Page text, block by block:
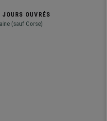
OUVRÉS
(sauf Corse)